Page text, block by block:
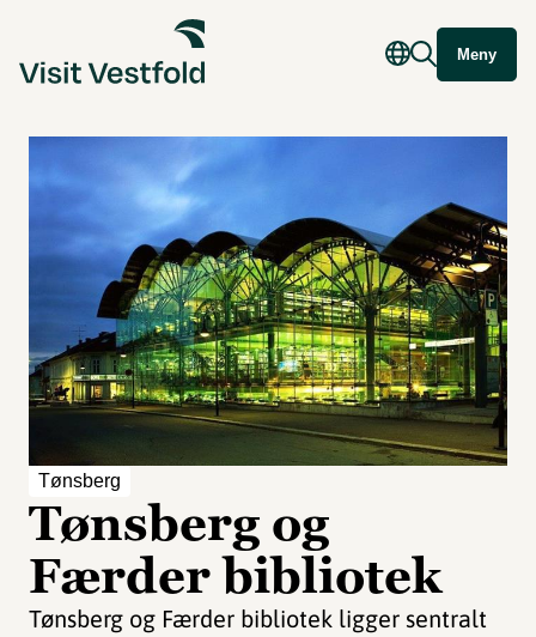
Meny
Tønsberg
Tønsberg og
Færder bibliotek
Tønsberg og Færder bibliotek ligger sentralt